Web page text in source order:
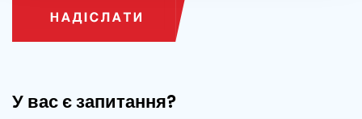
У вас є запитання?